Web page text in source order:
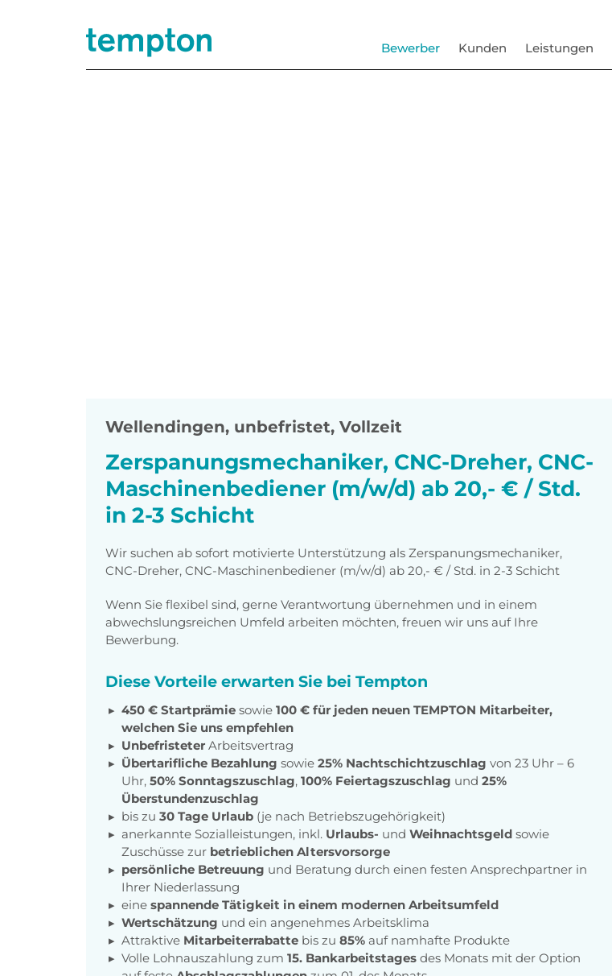
Bewerber Kunden Leistungen
Wellendingen, unbefristet, Vollzeit
Zerspanungsmechaniker, CNC-Dreher, CNC-
Maschinenbediener (m/w/d) ab 20,- € / Std.
in 2-3 Schicht
Wir suchen ab sofort motivierte Unterstützung als Zerspanungsmechaniker,
CNC-Dreher, CNC-Maschinenbediener (m/w/d) ab 20,- € / Std. in 2-3 Schicht
Wenn Sie flexibel sind, gerne Verantwortung übernehmen und in einem
abwechslungsreichen Umfeld arbeiten möchten, freuen wir uns auf Ihre
Bewerbung.
Diese Vorteile erwarten Sie bei Tempton
450 € Startprämie sowie 100 € für jeden neuen TEMPTON Mitarbeiter,
welchen Sie uns empfehlen
Unbefristeter Arbeitsvertrag
Übertarifliche Bezahlung sowie 25% Nachtschichtzuschlag von 23 Uhr – 6
Uhr, 50% Sonntagszuschlag, 100% Feiertagszuschlag und 25%
Überstundenzuschlag
bis zu 30 Tage Urlaub (je nach Betriebszugehörigkeit)
anerkannte Sozialleistungen, inkl. Urlaubs- und Weihnachtsgeld sowie
Zuschüsse zur betrieblichen Altersvorsorge
persönliche Betreuung und Beratung durch einen festen Ansprechpartner in
Ihrer Niederlassung
eine spannende Tätigkeit in einem modernen Arbeitsumfeld
Wertschätzung und ein angenehmes Arbeitsklima
Attraktive Mitarbeiterrabatte bis zu 85% auf namhafte Produkte
Volle Lohnauszahlung zum 15. Bankarbeitstages des Monats mit der Option